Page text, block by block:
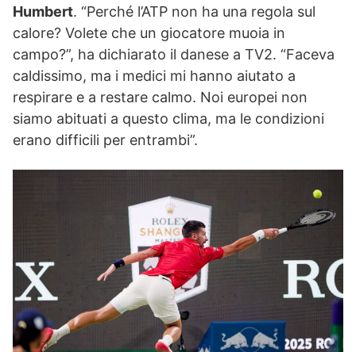
Humbert. “Perché l’ATP non ha una regola sul
calore? Volete che un giocatore muoia in
campo?”, ha dichiarato il danese a TV2. “Faceva
caldissimo, ma i medici mi hanno aiutato a
respirare e a restare calmo. Noi europei non
siamo abituati a questo clima, ma le condizioni
erano difficili per entrambi”.